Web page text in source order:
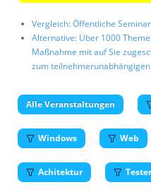
Vergleich: Öffentliche
Alternative: Über 1000
Maßnahme mit auf Sie
zum
Alle Veranstaltungen
Windows Web
Achitektur